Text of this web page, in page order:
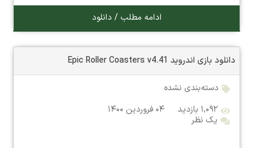
ادامه مطلب / دانلود
دانلود بازی اندروید Epic Roller Coasters v4.41
دسته‌بندی نشده
۱,۰۹۲ بازدید
۰۴ فروردین ۱۴۰۰
یک نظر